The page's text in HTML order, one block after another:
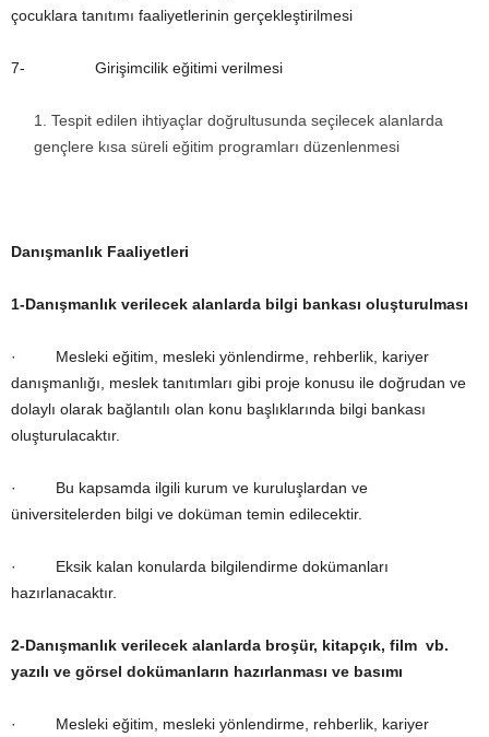
çocuklara tanıtımı faaliyetlerinin gerçekleştirilmesi
7- Girişimcilik eğitimi verilmesi
Tespit edilen ihtiyaçlar doğrultusunda seçilecek alanlarda
gençlere kısa süreli eğitim programları düzenlenmesi
Danışmanlık Faaliyetleri
1-Danışmanlık verilecek alanlarda bilgi bankası oluşturulması
· Mesleki eğitim, mesleki yönlendirme, rehberlik, kariyer
danışmanlığı, meslek tanıtımları gibi proje konusu ile doğrudan ve
dolaylı olarak bağlantılı olan konu başlıklarında bilgi bankası
oluşturulacaktır.
· Bu kapsamda ilgili kurum ve kuruluşlardan ve
üniversitelerden bilgi ve doküman temin edilecektir.
· Eksik kalan konularda bilgilendirme dokümanları
hazırlanacaktır.
2-Danışmanlık verilecek alanlarda broşür, kitapçık, film vb.
yazılı ve görsel dokümanların hazırlanması ve basımı
· Mesleki eğitim, mesleki yönlendirme, rehberlik, kariyer